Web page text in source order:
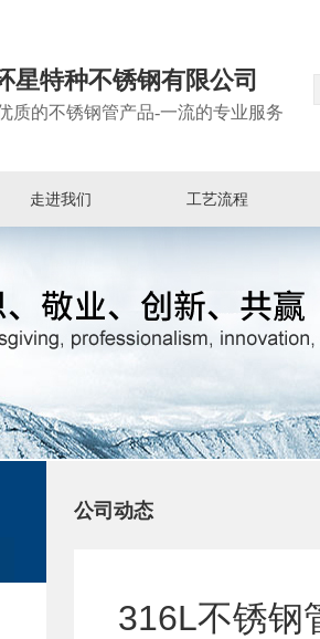
星特种不锈钢有限公司
质的不锈钢管产品-一流的专业服务
走进我们 工艺流程
公司动态
316L不锈钢